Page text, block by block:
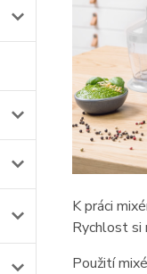
K práci
Rychlost si
Použití